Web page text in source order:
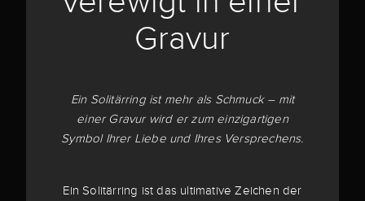
Gravur
Ein Solitärring ist mehr als Schmuck – mit
einer Gravur wird er zum einzigartigen
Symbol Ihrer Liebe und Ihres Versprechens.
Ein Solitärring ist das ultimative Zeichen der